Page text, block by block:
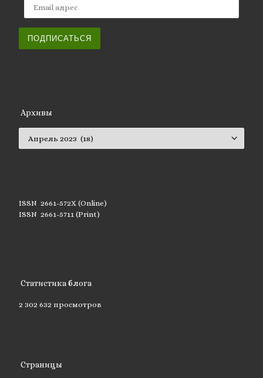
ПОДПИСАТЬСЯ
Архивы
ISSN 2661-572X (Online)
ISSN 2661-5711 (Print)
Статистика блога
2 302 632 просмотров
Страницы